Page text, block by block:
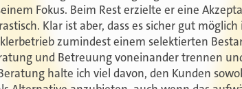
Fokus. Beim Rest erzielte er eine
Klar ist aber, dass es sicher gut
zumindest einem selektierten
und Betreuung voneinander trennen
halte ich viel davon, den Kunden